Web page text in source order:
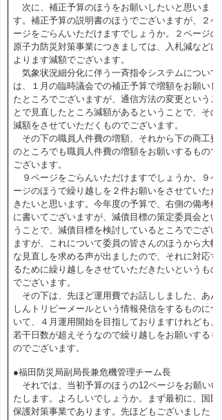
次に、補正予算のほうをお願いしたいと思いま
す。補正予算の説明書のほうでございますが、２ペ
ージをごらんいただけますでしょうか。２ページの
原子力防災対策事業につきましては、入札減などに
よります減額でございます。
気象状況細分化に伴う一斉指令システムについて
は、１月の臨時議会での補正予算で増額をお願いし
たところでございますが、通信方法の変更というこ
とで見直したところ減額があるということで、その
減額をさせていただくものでございます。
その下の職員人件費の増額、それから下の商工費
のところでも職員人件費の増額をお願いするもので
ございます。
９ページをごらんいただけますでしょうか。９ペ
ージのほうで繰り越しを２件お願いをさせていただ
きたいと思います。今年度の予算で、右側の備考欄
に書いてございますが、減債目標の策定委員会とい
うことで、減債目標を検討しているところでござい
ますが、これについて委員の皆さんのほうから大幅
な見直しを求める声が出ましたので、それに対応す
るために繰り越しをさせていただきたいというもの
でございます。
その下は、先ほど運用費でお話ししました、あん
しんトリピーメールという情報発信をするものにつ
いて、４月運用開始を目指しておりますけれども、
若干日数が超えそうなので繰り越しをお願いするも
のでございます。
●福田防災局副局長兼危機管理チーム長
それでは、当初予算のほうの12ページをお願いい
たします。よろしいでしょうか。まず最初に、国民
保護対策事業であります。先ほどもございました